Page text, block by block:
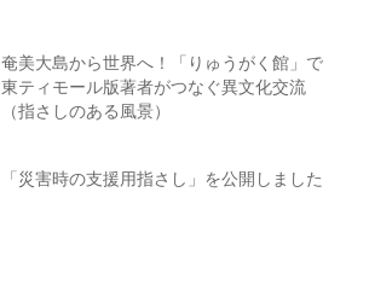
奄美大島から世界へ！「りゅうがく館」で
東ティモール版著者がつなぐ異文化交流
（指さしのある風景）
「災害時の支援用指さし」を公開しました